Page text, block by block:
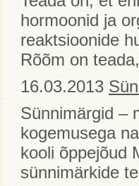
hormoonid ja
reaktsioonide
Rõõm on
16.03.2013
Sünnimärgid –
kogemusega
kooli õppejõud
sünnimärkide